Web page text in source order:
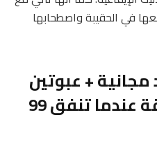
في الحقيبة واصطحابها
+ عبوتين
من المناديل العميقة عندما تنفق 99